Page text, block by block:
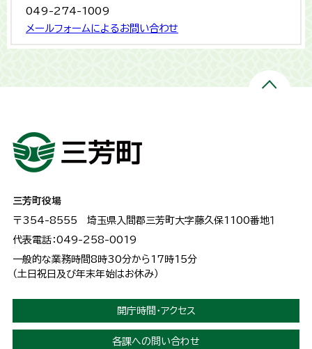
049-274-1009
メールフォームによるお問い合わせ
三芳町役場
〒354-8555 埼玉県入間郡三芳町大字藤久保1100番地１
代表電話：049-258-0019
一般的な業務時間8時30分から17時15分
（土日祝日及び年末年始はお休み）
開庁時間・アクセス
各課への問い合わせ